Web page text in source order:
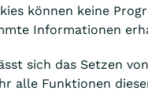
können keine
Informationen
sich das Setzen
alle Funktionen